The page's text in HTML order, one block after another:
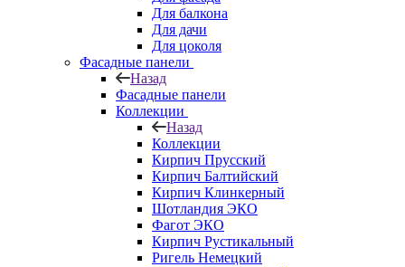
Для балкона
Для дачи
Для цоколя
Фасадные панели
Назад
Фасадные панели
Коллекции
Назад
Коллекции
Кирпич Прусский
Кирпич Балтийский
Кирпич Клинкерный
Шотландия ЭКО
Фагот ЭКО
Кирпич Рустикальный
Ригель Немецкий